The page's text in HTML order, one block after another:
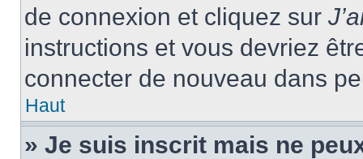
de connexion et cliquez sur
instructions et vous devriez
connecter de nouveau dans
Haut
» Je suis inscrit mais ne